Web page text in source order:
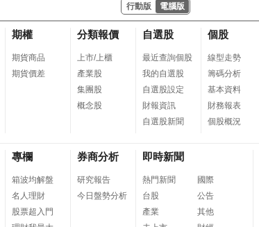
行動版 電腦版
期權
期貨商品
期貨價差
分類報價
上市/上櫃
產業股
集團股
概念股
自選股
最近查詢個股
我的自選股
自選股設定
財報資訊
自選股新聞
個股
線型走勢
籌碼分析
基本資料
財務報表
個股概況
專欄
箱波均解盤
名人理財
股票超入門
券商分析
研究報告
今日盤勢分析
即時新聞
熱門新聞
台股
產業
國際
公告
其他